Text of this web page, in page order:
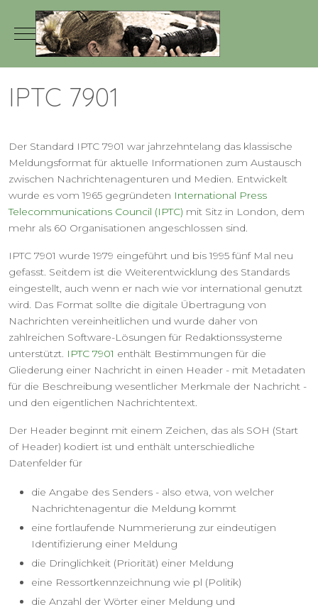
Mobile Menu Toggle
IPTC 7901
Der Standard IPTC 7901 war jahrzehntelang das klassische
Meldungsformat für aktuelle Informationen zum Austausch
zwischen Nachrichtenagenturen und Medien. Entwickelt
wurde es vom 1965 gegründeten International Press
Telecommunications Council (IPTC) mit Sitz in London, dem
mehr als 60 Organisationen angeschlossen sind.
IPTC 7901 wurde 1979 eingeführt und bis 1995 fünf Mal neu
gefasst. Seitdem ist die Weiterentwicklung des Standards
eingestellt, auch wenn er nach wie vor international genutzt
wird. Das Format sollte die digitale Übertragung von
Nachrichten vereinheitlichen und wurde daher von
zahlreichen Software-Lösungen für Redaktionssysteme
unterstützt. IPTC 7901 enthält Bestimmungen für die
Gliederung einer Nachricht in einen Header - mit Metadaten
für die Beschreibung wesentlicher Merkmale der Nachricht -
und den eigentlichen Nachrichtentext.
Der Header beginnt mit einem Zeichen, das als SOH (Start
of Header) kodiert ist und enthält unterschiedliche
Datenfelder für
die Angabe des Senders - also etwa, von welcher
Nachrichtenagentur die Meldung kommt
eine fortlaufende Nummerierung zur eindeutigen
Identifizierung einer Meldung
die Dringlichkeit (Priorität) einer Meldung
eine Ressortkennzeichnung wie pl (Politik)
die Anzahl der Wörter einer Meldung und